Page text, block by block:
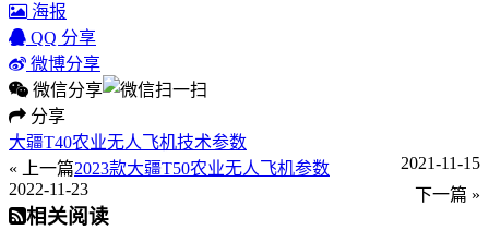
海报
QQ 分享
微博分享
微信分享
分享
大疆T40农业无人飞机技术参数
« 上一篇
2021-11-15
2023款大疆T50农业无人飞机参数
下一篇 »
2022-11-23
相关阅读